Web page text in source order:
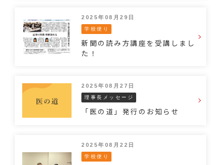
2025年08月29日
学校便り
新聞の読み方講座を受講しまし
た！
2025年08月27日
理事長メッセージ
「医の道」発行のお知らせ
2025年08月22日
学校便り